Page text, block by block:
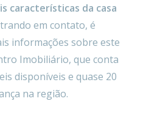
características da casa
em contato, é
informações sobre este
Imobiliário, que conta
disponíveis e quase 20
na região.